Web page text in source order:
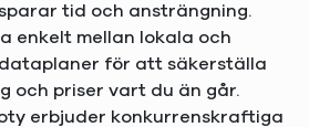
tid och ansträngning.
enkelt mellan lokala och
för att säkerställa
och priser vart du än går.
erbjuder konkurrenskraftiga